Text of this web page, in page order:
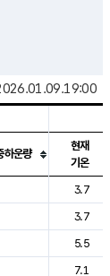
등을 안내한 표입
하운량
현재
기온
3.7
3.7
5.5
7.1